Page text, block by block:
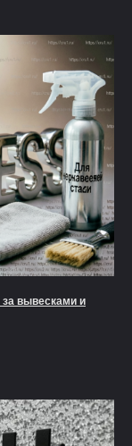
вывесками и